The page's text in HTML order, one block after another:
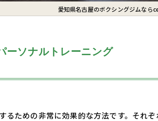
愛知県名古屋のボクシングジムなら
ーソナルトレーニング
るための非常に効果的な方法です。それ